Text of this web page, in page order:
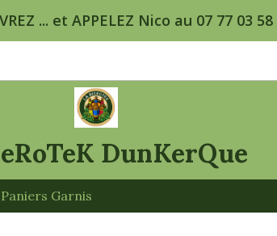
... et APPELEZ Nico au 07 77 03 58
DunKerQue
Garnis